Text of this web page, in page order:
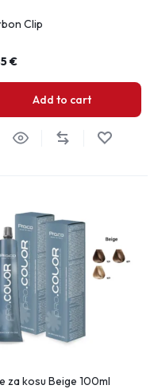
Clip
€
Add to cart
za kosu Beige 100ml